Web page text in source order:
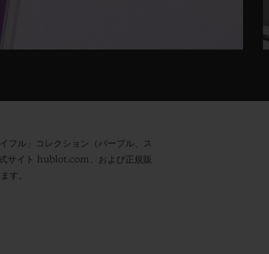
フル」コレクション（パープル、ス
サイト hublot.com、および正規販
す。